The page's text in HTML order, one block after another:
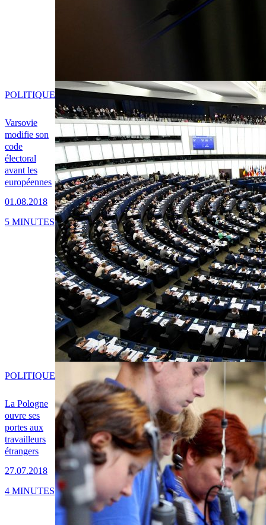
Varsovie
modifie son
code
électoral
avant les
européennes
01.08.2018
POLITIQUE
5 MINUTES
La Pologne
ouvre ses
portes aux
travailleurs
étrangers
27.07.2018
POLITIQUE
4 MINUTES